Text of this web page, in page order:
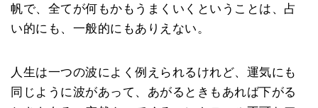
帆で、全てが何もかもうまくいくということは、占
い的にも、一般的にもありえない。
人生は一つの波によく例えられるけれど、運気にも
同じように波があって、あがるときもあれば下がる